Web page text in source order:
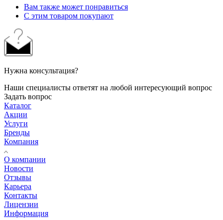
Вам также может понравиться
С этим товаром покупают
Нужна консультация?
Наши специалисты ответят на любой интересующий вопрос
Задать вопрос
Каталог
Акции
Услуги
Бренды
Компания
О компании
Новости
Отзывы
Карьера
Контакты
Лицензии
Информация